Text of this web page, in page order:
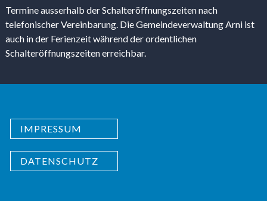
Termine ausserhalb der Schalteröffnungszeiten nach
telefonischer Vereinbarung. Die Gemeindeverwaltung Arni ist
auch in der Ferienzeit während der ordentlichen
Schalteröffnungszeiten erreichbar.
IMPRESSUM
DATENSCHUTZ